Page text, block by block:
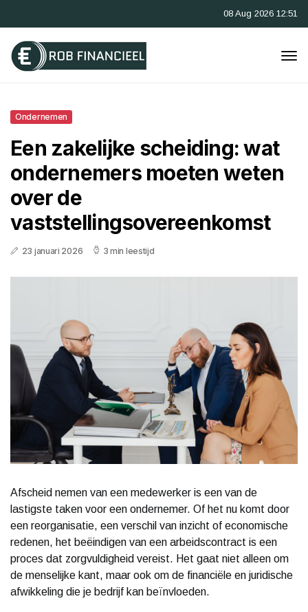
08 Aug 2026 12:51
Ondernemen
Een zakelijke scheiding: wat
ondernemers moeten weten
over de
vaststellingsovereenkomst
23 januari 2026 3 min leestijd
Afscheid nemen van een medewerker is een van de
lastigste taken voor een ondernemer. Of het nu komt door
een reorganisatie, een verschil van inzicht of economische
redenen, het beëindigen van een arbeidscontract is een
proces dat zorgvuldigheid vereist. Het gaat niet alleen om
de menselijke kant, maar ook om de financiële en juridische
afwikkeling die je bedrijf kan beïnvloeden.